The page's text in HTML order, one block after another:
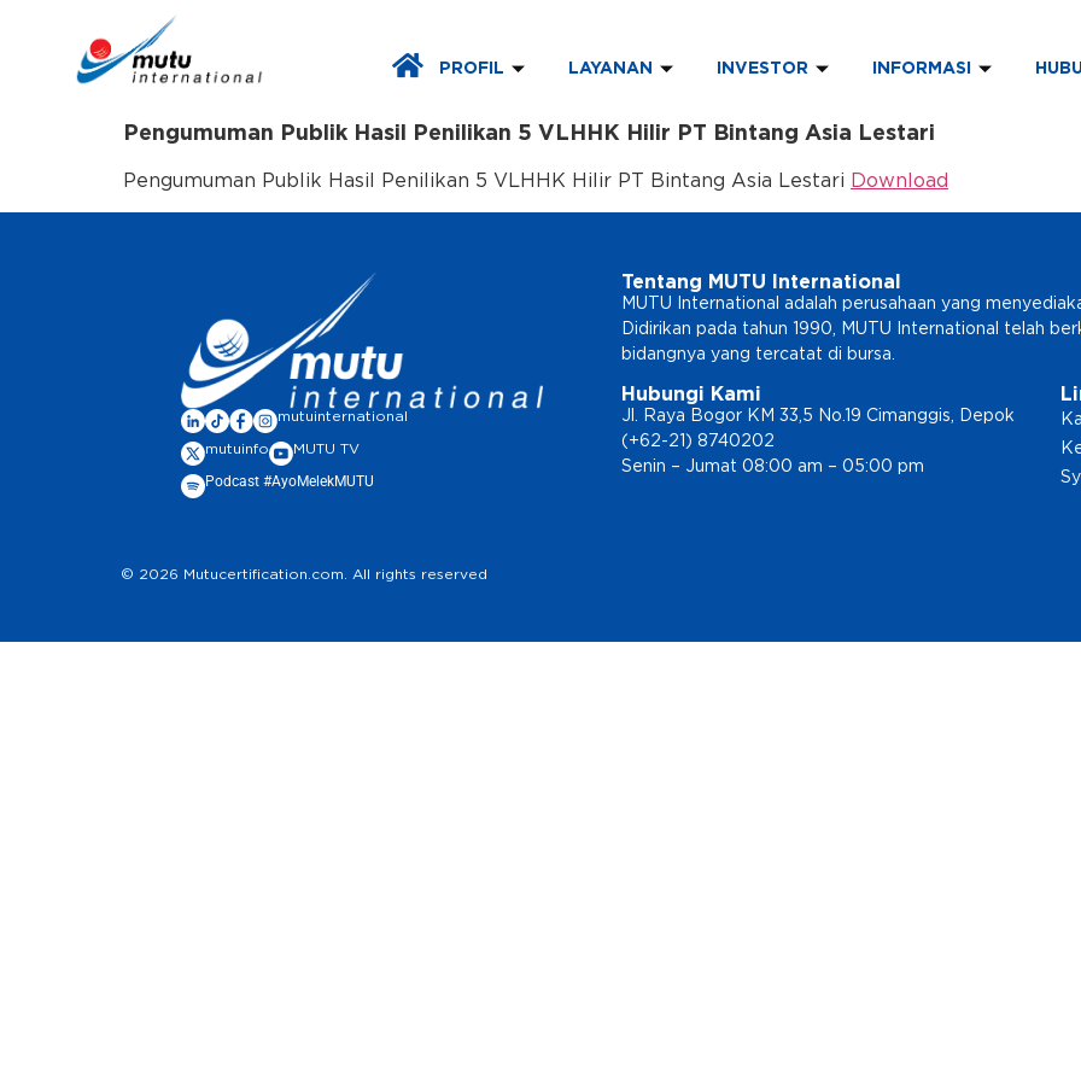
PROFIL LAYANAN INVESTOR INFORMASI
Pengumuman Publik Hasil Penilikan 5 VLHHK Hilir PT Bintang Asia Lestari
Pengumuman Publik Hasil Penilikan 5 VLHHK Hilir PT Bintang Asia Lestari Download
mutuinternational
mutuinfo MUTU TV
Podcast #AyoMelekMUTU
Tentang MUTU International
MUTU International adalah perusahaan yang
Didirikan pada tahun 1990, MUTU International telah
bidangnya yang tercatat di bursa.
Hubungi Kami
Jl. Raya Bogor KM 33,5 No.19 Cimanggis, Depok
(+62-21) 8740202
Senin – Jumat 08:00 am – 05:00 pm
© 2026 Mutucertification.com. All rights reserved